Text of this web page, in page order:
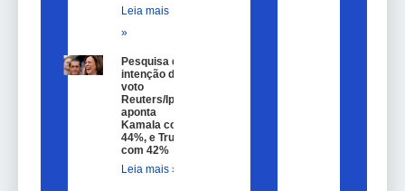
Leia mais
»
Pesquisa de
intenção de
voto
Reuters/Ipsos
aponta
Kamala com
44%, e Trump
com 42%
Leia mais »